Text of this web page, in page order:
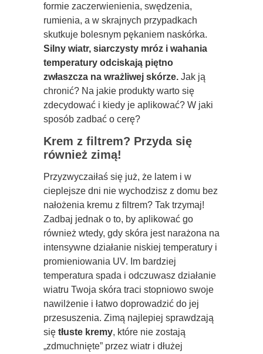
formie zaczerwienienia, swędzenia,
rumienia, a w skrajnych przypadkach
skutkuje bolesnym pękaniem naskórka.
Silny wiatr, siarczysty mróz i wahania
temperatury odciskają piętno
zwłaszcza na wrażliwej skórze. Jak ją
chronić? Na jakie produkty warto się
zdecydować i kiedy je aplikować? W jaki
sposób zadbać o cerę?
Krem z filtrem? Przyda się
również zimą!
Przyzwyczaiłaś się już, że latem i w
cieplejsze dni nie wychodzisz z domu bez
nałożenia kremu z filtrem? Tak trzymaj!
Zadbaj jednak o to, by aplikować go
również wtedy, gdy skóra jest narażona na
intensywne działanie niskiej temperatury i
promieniowania UV. Im bardziej
temperatura spada i odczuwasz działanie
wiatru Twoja skóra traci stopniowo swoje
nawilżenie i łatwo doprowadzić do jej
przesuszenia. Zimą najlepiej sprawdzają
się tłuste kremy, które nie zostają
„zdmuchnięte” przez wiatr i dłużej